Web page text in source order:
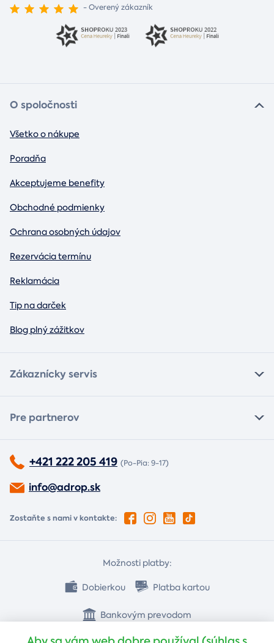
- Overený zákazník
O spoločnosti
Všetko o nákupe
Poradňa
Akceptujeme benefity
Obchodné podmienky
Ochrana osobných údajov
Rezervácia termínu
Reklamácia
Tip na darček
Blog plný zážitkov
Zákaznícky servis
Pre partnerov
+421 222 205 419 (Po-Pia: 9-17)
info@adrop.sk
Zostaňte s nami v kontakte:
Možnosti platby:
Dobierkou Platba kartou
Bankovým prevodom